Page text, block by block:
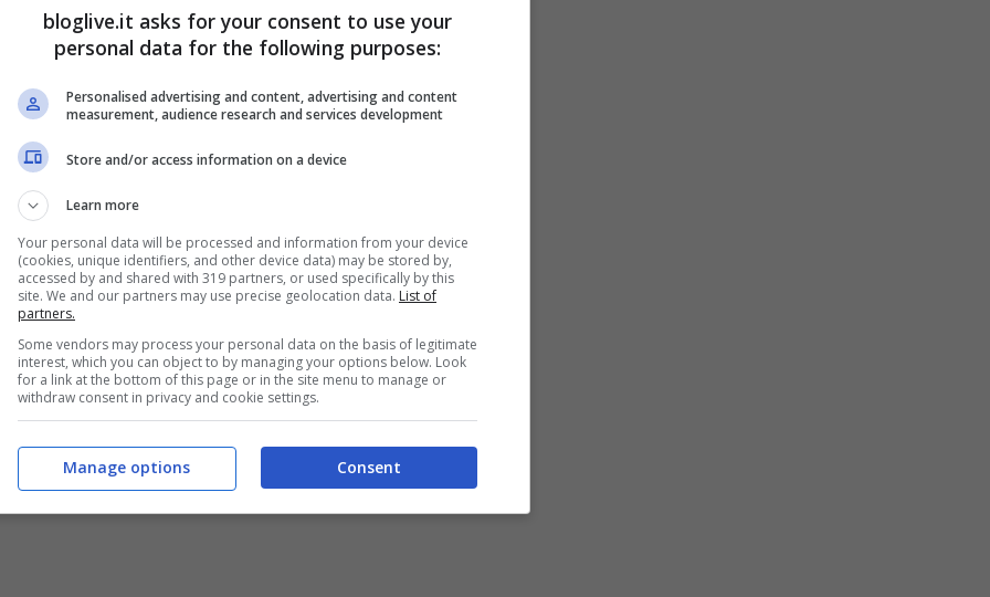
centrosinistra
dovute al terremoto è rimasto
dei cittadiniche gli hanno tributato il 60%
anche
Simone Petrangeli
che ha battuto
voti contro il 67% dell’avversario.
bloglive.it asks for your consent to use your
personal data for the following purposes:
Personalised advertising and content, advertising and content
measurement, audience research and services development
Store and/or access information on a device
Learn more
Your personal data will be processed and information from your device
(cookies, unique identifiers, and other device data) may be stored by,
accessed by and shared with 319 partners, or used specifically by this
site. We and our partners may use precise geolocation data. List of
partners.
Some vendors may process your personal data on the basis of legitimate
interest, which you can object to by managing your options below. Look
for a link at the bottom of this page or in the site menu to manage or
withdraw consent in privacy and cookie settings.
Consent
Manage options